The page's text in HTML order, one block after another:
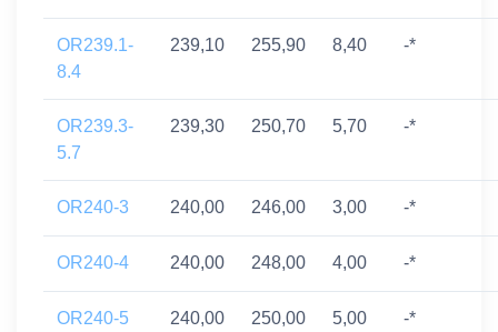
OR239.1-
8.4
239,10 255,90 8,40 -*
OR239.3-
5.7
239,30 250,70 5,70 -*
OR240-3 240,00 246,00 3,00 -*
OR240-4 240,00 248,00 4,00 -*
OR240-5 240,00 250,00 5,00 -*